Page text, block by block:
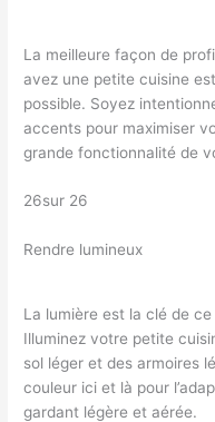
La meilleure façon de
avez une petite cuisine
possible. Soyez
accents pour maximiser
grande fonctionnalité de
26sur 26
Rendre lumineux
La lumière est la clé de
Illuminez votre petite
sol léger et des armoires
couleur ici et là pour
gardant légère et aérée.